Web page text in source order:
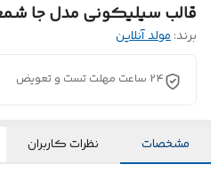
قالب سیلیکونی مدل جا
برند:مولد آنلاین
24 ساعت مهلت تست و تعویض
مشخصات نظرات کاربران